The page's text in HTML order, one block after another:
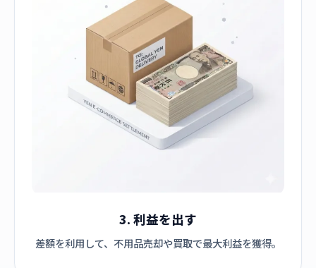
3. 利益を出す
差額を利用して、不用品売却や買取で最大利益を獲得。